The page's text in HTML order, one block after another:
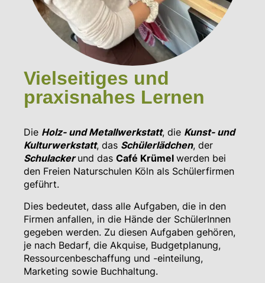
Vielseitiges und
praxisnahes Lernen
Die Holz- und Metallwerkstatt, die Kunst- und
Kulturwerkstatt, das Schülerlädchen, der
Schulackerund das Café Krümel werden bei
den Freien Naturschulen Köln als Schülerfirmen
geführt.
Dies bedeutet, dass alle Aufgaben, die in den
Firmen anfallen, in die Hände der SchülerInnen
gegeben werden. Zu diesen Aufgaben gehören,
je nach Bedarf, die Akquise, Budgetplanung,
Ressourcenbeschaffung und -einteilung,
Marketing sowie Buchhaltung.